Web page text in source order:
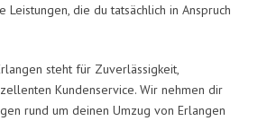
Leistungen, die du tatsächlich in Anspruch
steht für Zuverlässigkeit,
Kundenservice. Wir nehmen dir
rund um deinen Umzug von Erlangen